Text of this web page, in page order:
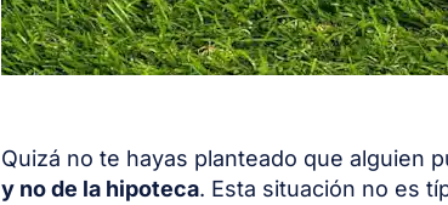
Quizá no te hayas planteado que alguien
y no de la hipoteca. Esta situación no es